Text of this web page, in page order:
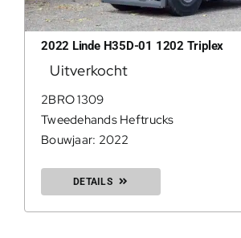
2022 Linde H35D-01 1202 Triplex
Uitverkocht
2BRO 1309
Tweedehands Heftrucks
Bouwjaar: 2022
DETAILS